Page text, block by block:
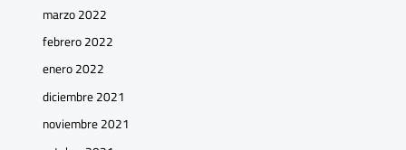
marzo 2022
febrero 2022
enero 2022
diciembre 2021
noviembre 2021